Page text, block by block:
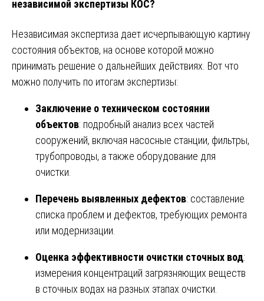
независимой экспертизы КОС?
Независимая экспертиза дает исчерпывающую картину
состояния объектов, на основе которой можно
принимать решение о дальнейших действиях. Вот что
можно получить по итогам экспертизы:
Заключение о техническом состоянии
объектов: подробный анализ всех частей
сооружений, включая насосные станции, фильтры,
трубопроводы, а также оборудование для
очистки.
Перечень выявленных дефектов: составление
списка проблем и дефектов, требующих ремонта
или модернизации.
Оценка эффективности очистки сточных вод:
измерения концентраций загрязняющих веществ
в сточных водах на разных этапах очистки.